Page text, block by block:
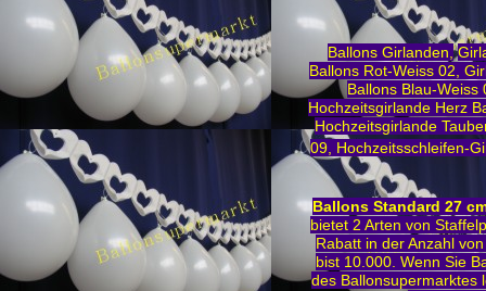
Ballons Girlanden
Ballons Rot-Weiss 02
Ballons Blau-Weiss
Hochzeitsgirlande Herz
Hochzeitsgirlande
09, Hochzeitsschleifen-
Ballons Standard 27
bietet 2 Arten von
Rabatt in der Anzahl
bist 10.000. Wenn Sie
des Ballonsupermarktes